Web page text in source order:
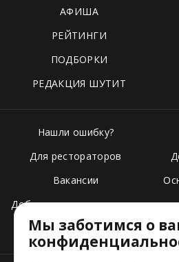
АФИША
РЕЙТИНГИ
ПОДБОРКИ
РЕДАКЦИЯ ШУТИТ
Нашли ошибку?
Для рестораторов
Вакансии
Добавить свое заведение
Тарифы
Мы заботимся о